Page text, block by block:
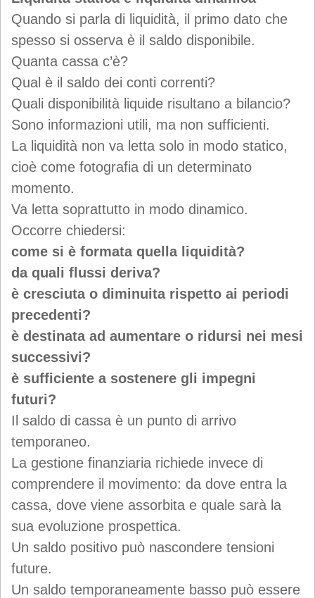
Quando si parla di liquidità, il primo dato che
spesso si osserva è il saldo disponibile.
Quanta cassa c’è?
Qual è il saldo dei conti correnti?
Quali disponibilità liquide risultano a bilancio?
Sono informazioni utili, ma non sufficienti.
La liquidità non va letta solo in modo statico,
cioè come fotografia di un determinato
momento.
Va letta soprattutto in modo dinamico.
Occorre chiedersi:
come si è formata quella liquidità?
da quali flussi deriva?
è cresciuta o diminuita rispetto ai periodi
precedenti?
è destinata ad aumentare o ridursi nei mesi
successivi?
è sufficiente a sostenere gli impegni
futuri?
Il saldo di cassa è un punto di arrivo
temporaneo.
La gestione finanziaria richiede invece di
comprendere il movimento: da dove entra la
cassa, dove viene assorbita e quale sarà la
sua evoluzione prospettica.
Un saldo positivo può nascondere tensioni
future.
Un saldo temporaneamente basso può essere